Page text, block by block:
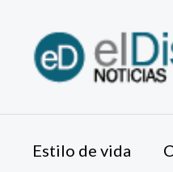
Estilo de vida